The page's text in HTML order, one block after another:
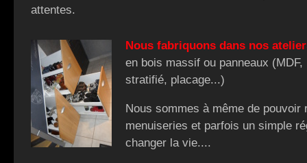
attentes.
Nous fabriquons dans nos
en bois massif ou panneaux (MDF,
stratifié, placage...)
Nous sommes à même de pouvoir
menuiseries et parfois un simple
changer la vie....